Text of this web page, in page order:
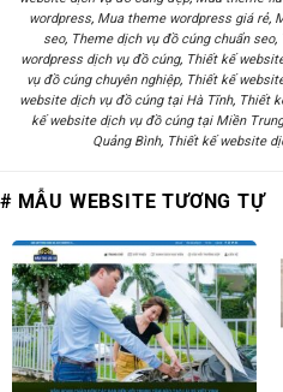
wordpress, Mua theme wordpress giá rẻ,
seo, Theme dịch vụ đồ cúng chuẩn seo,
wordpress dịch vụ đồ cúng, Thiết kế
vụ đồ cúng chuyên nghiệp, Thiết kế
website dịch vụ đồ cúng tại Hà Tĩnh, Thiết
kế website dịch vụ đồ cúng tại Miền Trung
Quảng Bình, Thiết kế website
# MẪU WEBSITE TƯƠNG TỰ